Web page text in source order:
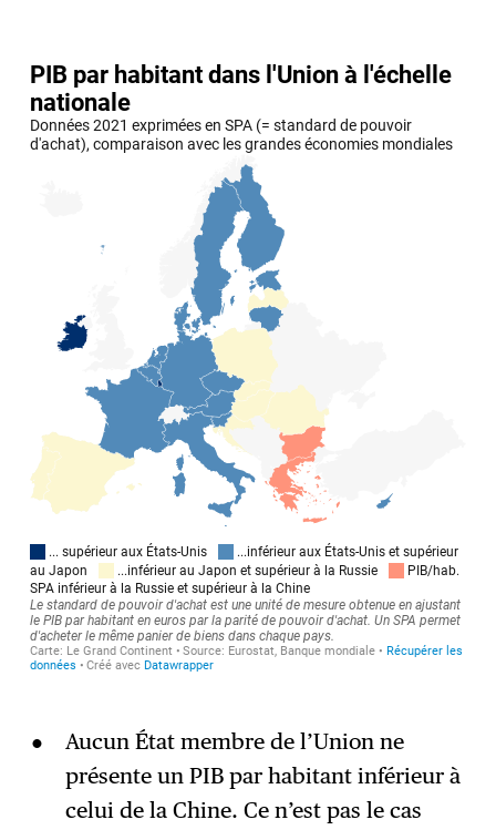
Aucun État membre de l’Union ne
présente un PIB par habitant inférieur à
celui de la Chine. Ce n’est pas le cas